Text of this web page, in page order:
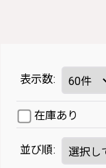
表示数:
在庫あり
並び順: